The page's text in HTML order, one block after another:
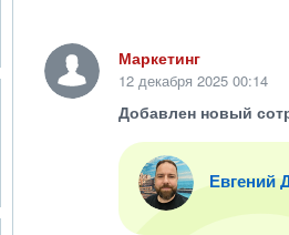
Маркетинг
12 декабря 2025 00:14
Добавлен новый
Евгений